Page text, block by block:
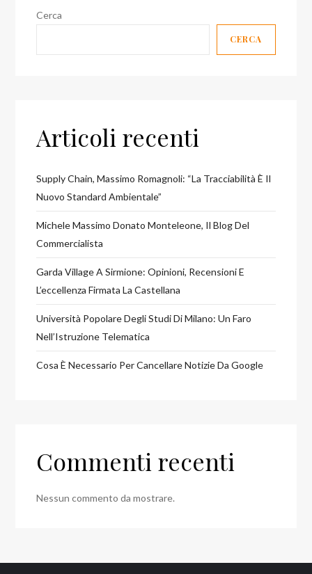
Cerca
CERCA
Articoli recenti
Supply Chain, Massimo Romagnoli: “La Tracciabilità È Il
Nuovo Standard Ambientale”
Michele Massimo Donato Monteleone, Il Blog Del
Commercialista
Garda Village A Sirmione: Opinioni, Recensioni E
L’eccellenza Firmata La Castellana
Università Popolare Degli Studi Di Milano: Un Faro
Nell’Istruzione Telematica
Cosa È Necessario Per Cancellare Notizie Da Google
Commenti recenti
Nessun commento da mostrare.